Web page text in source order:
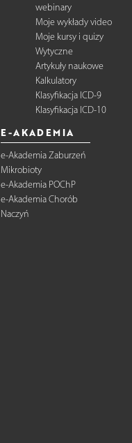
webinary
Moje wykłady video
Moje kursy i quizy
Wytyczne
Artykuły naukowe
Kalkulatory
Klasyfikacja ICD-9
Klasyfikacja ICD-10
E-AKADEMIA
e-Akademia Zaburzeń
Mikrobioty
e-Akademia POChP
e-Akademia Chorób
Naczyń